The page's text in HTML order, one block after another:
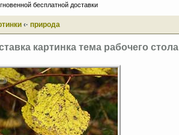
бесплатной доставки
‹· природа
картинка тема рабочего стола